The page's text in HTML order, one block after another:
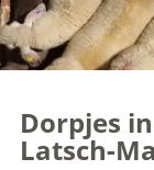
Dorpjes
Latsch-